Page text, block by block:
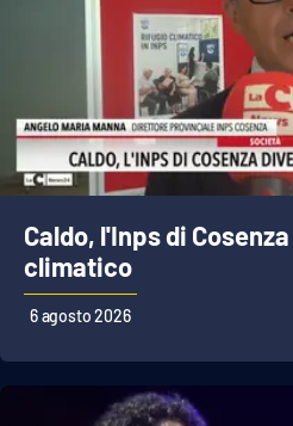
VIDEO
Ambiente
Cronaca
Cultura
Economia e Lavoro
Sanità
Caldo, l'Inps di
climatico
6 agosto 2026